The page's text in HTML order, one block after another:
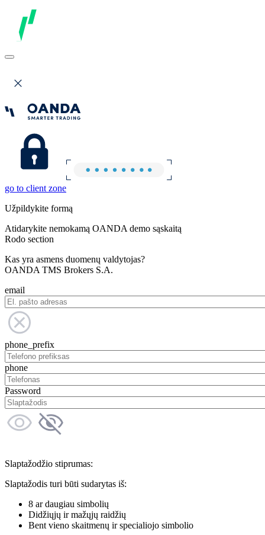
go to client zone
Užpildykite formą
Atidarykite nemokamą OANDA demo sąskaitą
Rodo section
Kas yra asmens duomenų valdytojas?
OANDA TMS Brokers S.A.
email
phone_prefix
phone
Password
Slaptažodžio stiprumas:
Slaptažodis turi būti sudarytas iš:
8 ar daugiau simbolių
Didžiųjų ir mažųjų raidžių
Bent vieno skaitmenų ir specialiojo simbolio